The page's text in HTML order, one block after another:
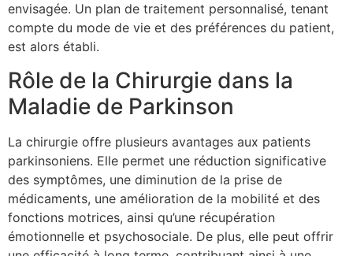
envisagée. Un plan de traitement personnalisé, tenant
compte du mode de vie et des préférences du patient,
est alors établi.
Rôle de la Chirurgie dans la
Maladie de Parkinson
La chirurgie offre plusieurs avantages aux patients
parkinsoniens. Elle permet une réduction significative
des symptômes, une diminution de la prise de
médicaments, une amélioration de la mobilité et des
fonctions motrices, ainsi qu’une récupération
émotionnelle et psychosociale. De plus, elle peut offrir